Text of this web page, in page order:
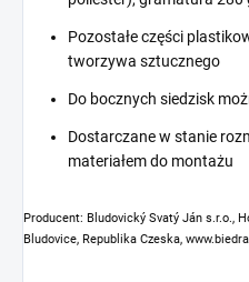
Pozostałe części
tworzywa sztucznego
Do bocznych siedzisk
Dostarczane w stanie
materiałem do montażu
Producent: Bludovický Svatý Ján s.r.o.,
Bludovice, Republika Czeska,